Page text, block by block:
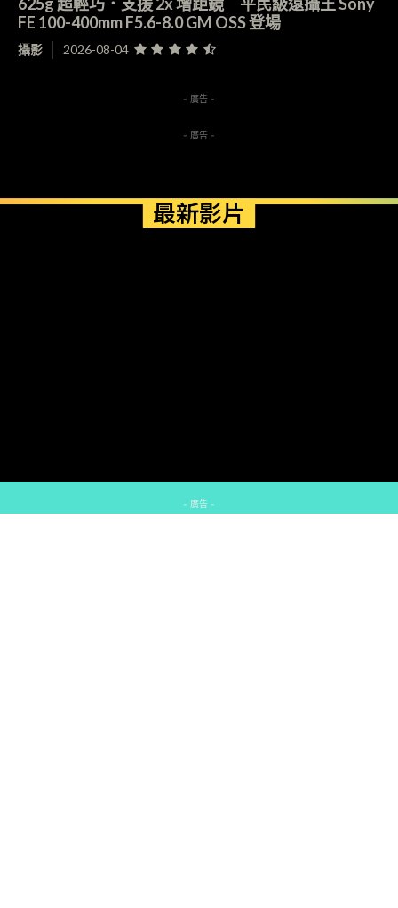
FE 100-400mm F5.6-8.0 GM OSS 登場
攝影 2026-08-04
- 廣告 -
- 廣告 -
最新影片
- 廣告 -